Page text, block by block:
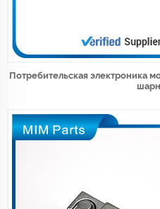
Потребительская электроника